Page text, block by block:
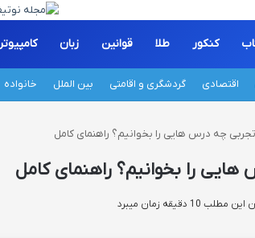
کنکور طلا قوانین زبان کامپیوتر
اقتصادی گردشگری و اقامتی بین الملل خانواده
تجربی چه درس هایی را بخوانیم؟ راهنمای کامل
را بخوانیم؟ راهنمای کامل
10 دقیقه زمان میبرد